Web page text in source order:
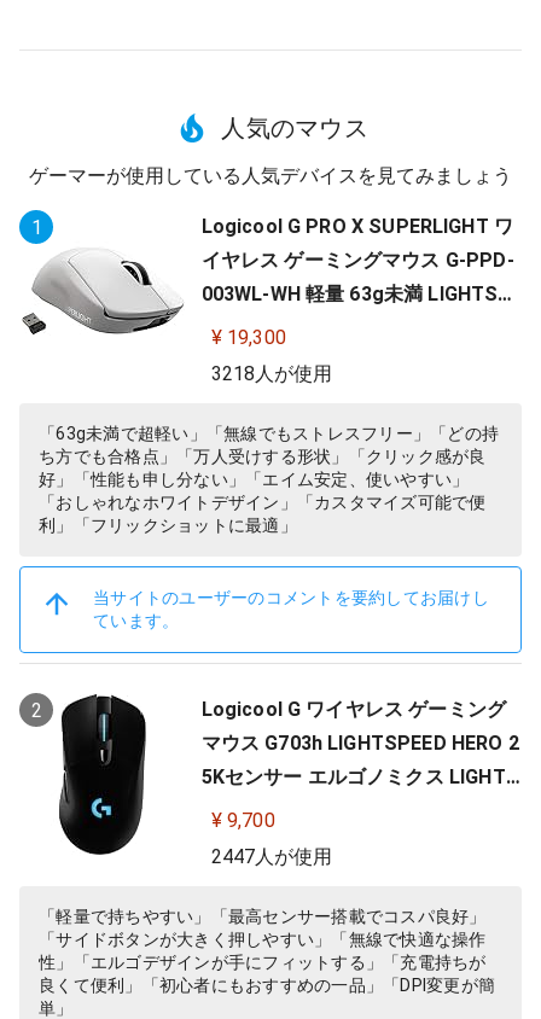
人気のマウス
ゲーマーが使用している人気デバイスを見てみましょう
1
Logicool G PRO X SUPERLIGHT ワ
イヤレス ゲーミングマウス G-PPD-
003WL-WH 軽量 63g未満 LIGHTSP
EED HERO 25Kセンサー POWERPLA
Y 無線 充電 対応 ゲーミング マウス
¥ 19,300
3218人が使用
「63g未満で超軽い」「無線でもストレスフリー」「どの持
ち方でも合格点」「万人受けする形状」「クリック感が良
好」「性能も申し分ない」「エイム安定、使いやすい」
「おしゃれなホワイトデザイン」「カスタマイズ可能で便
利」「フリックショットに最適」
当サイトのユーザーのコメントを要約してお届けし
ています。
2
Logicool G ワイヤレス ゲーミング
マウス G703h LIGHTSPEED HERO 2
5Kセンサー エルゴノミクス LIGHTS
YNC RGB POWERPLAY 無線 充電 対
応 ゲーミング マウス 充電式 無線 P
内正規品 【 ファイナルファンタジ
ー XIV 推奨モデル 】
¥ 9,700
2447人が使用
「軽量で持ちやすい」「最高センサー搭載でコスパ良好」
「サイドボタンが大きく押しやすい」「無線で快適な操作
性」「エルゴデザインが手にフィットする」「充電持ちが
良くて便利」「初心者にもおすすめの一品」「DPI変更が簡
単」